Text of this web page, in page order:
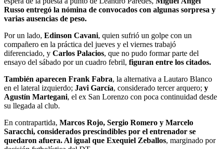
Russo entregó la nómina de convocados con algunas sorpresa y
varias ausencias de peso.
Por un lado, Edinson Cavani, quien sufrió un golpe con un
compañero en la práctica del jueves y el viernes trabajó
diferenciado, y Carlos Palacios, que no pudo formar parte del
ensayo del sábado por un cuadro febril, figuran entre los citados.
También aparecen Frank Fabra, la alternativa a Lautaro Blanco
en el lateral izquierdo; Javi García, considerado tercer arquero; y
Agustín Martegani, el ex San Lorenzo con poca continuidad desde
su llegada al club.
En contrapartida, Marcos Rojo, Sergio Romero y Marcelo
Saracchi, considerados prescindibles por el entrenador se
quedaron afuera. Al igual que Exequiel Zeballos, marginado por